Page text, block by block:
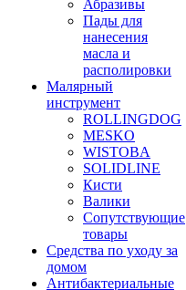
Абразивы
Пады для
нанесения
масла и
располировки
Малярный
инструмент
ROLLINGDOG
MESKO
WISTOBA
SOLIDLINE
Кисти
Валики
Сопутствующие
товары
Средства по уходу за
домом
Антибактериальные